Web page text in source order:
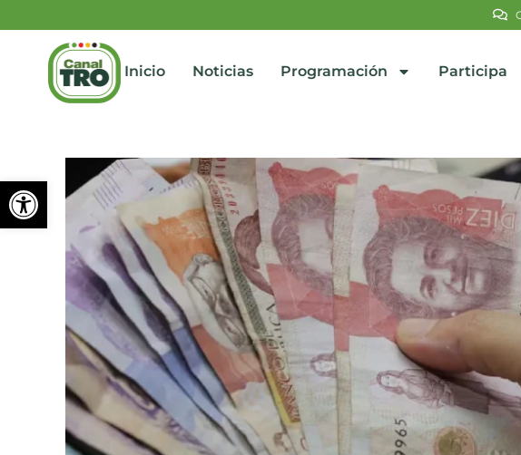
Abrir barra de herramientas
Inicio Noticias Programación Participa